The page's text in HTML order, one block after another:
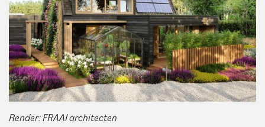
Render: FRAAI architecten